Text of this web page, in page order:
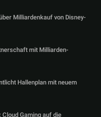
Milliardenkauf von Disney-
mit Milliarden-
Hallenplan mit neuem
Gaming auf die